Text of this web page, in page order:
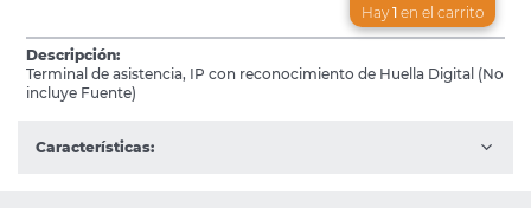
Hay 1 en el carrito
Descripción:
Terminal de asistencia, IP con reconocimiento de Huella Digital (No
incluye Fuente)
Características: